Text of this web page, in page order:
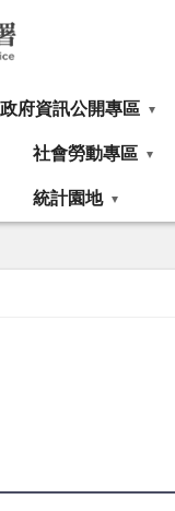
政府資訊公開專區
社會勞動專區
統計園地